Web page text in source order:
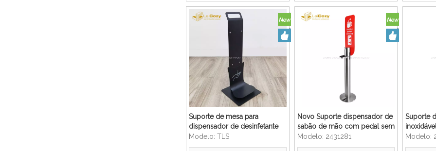
Suporte de mesa para
dispensador de desinfetante
para mãos com sensor
Modelo: TLS
Novo Suporte dispensador de
sabão de mão com pedal sem
toque inoxidável
Modelo: 2431281
Suporte
para
Modelo: